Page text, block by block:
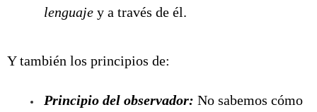
lenguaje y a través de él.
Y también los principios de:
Principio del observador: No sabemos cómo